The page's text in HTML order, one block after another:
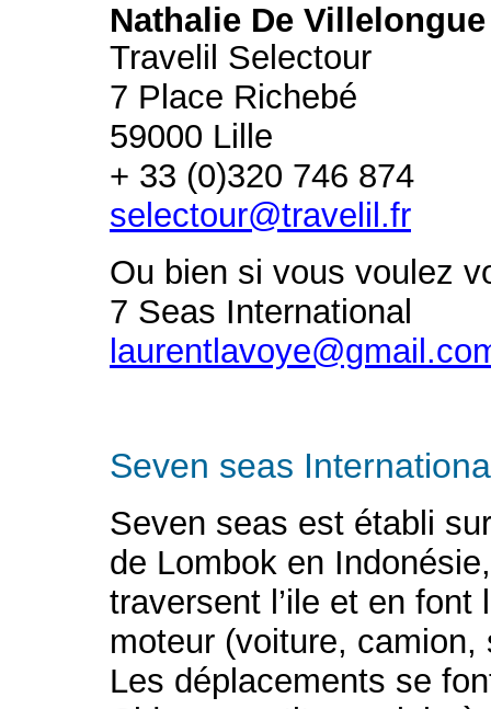
Nathalie De Villelongue
Travelil Selectour
7 Place Richebé
59000 Lille
+ 33 (0)320 746 874
selectour@travelil.fr
Ou bien si vous voulez
7 Seas International
Seven seas
Seven seas est établi
de Lombok en
traversent l’ile et en
moteur (voiture, camion,
Les déplacements se